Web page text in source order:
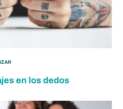
en los dedos